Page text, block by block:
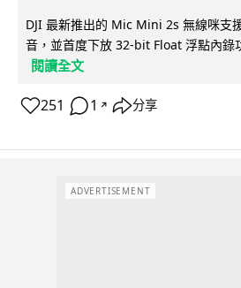
DJI 最新推出的 Mic Mini 2s 無線咪支
音，並首度下放 32-bit Float 浮點內錄
閱讀全文
251 1 ↗ 分享
ADVERTISEMENT